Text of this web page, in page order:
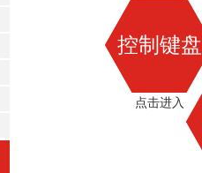
控制键盘
点击进入